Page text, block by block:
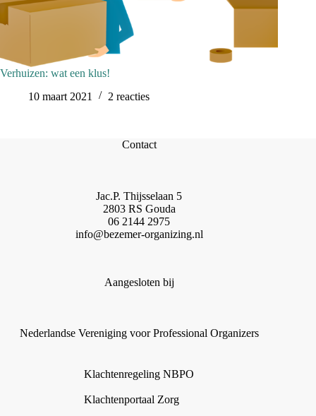
Verhuizen: wat een klus!
10 maart 2021
2 reacties
Contact
Jac.P. Thijsselaan 5
2803 RS Gouda
06 2144 2975
info@bezemer-organizing.nl
Aangesloten bij
Nederlandse Vereniging voor Professional Organizers
Klachtenregeling NBPO
Klachtenportaal Zorg